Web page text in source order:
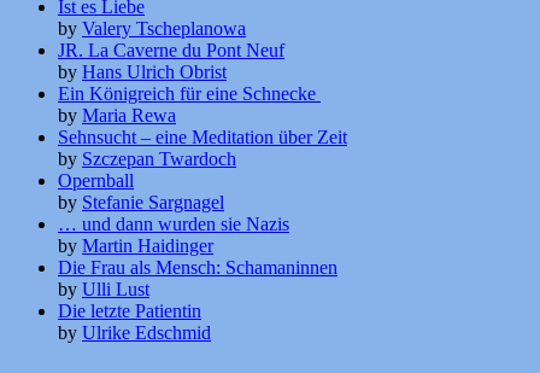
Ist es Liebe
by Valery Tscheplanowa
JR. La Caverne du Pont Neuf
by Hans Ulrich Obrist
Ein Königreich für eine Schnecke
by Maria Rewa
Sehnsucht – eine Meditation über Zeit
by Szczepan Twardoch
Opernball
by Stefanie Sargnagel
… und dann wurden sie Nazis
by Martin Haidinger
Die Frau als Mensch: Schamaninnen
by Ulli Lust
Die letzte Patientin
by Ulrike Edschmid